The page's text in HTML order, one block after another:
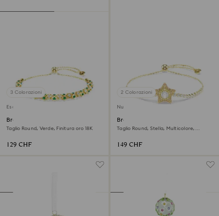
3 Colorazioni
Esclusiva online
Braccialetto Dextera
Taglio Round, Verde, Finitura oro 18K
129 CHF
2 Colorazioni
Nuovo
Braccialetto Sublima
Taglio Round, Stella, Multicolore,
149 CHF